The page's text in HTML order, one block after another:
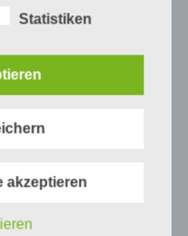
Begriffe:
auf eine identifizierte
natürliche
zu einer
Statistiken
akzeptieren